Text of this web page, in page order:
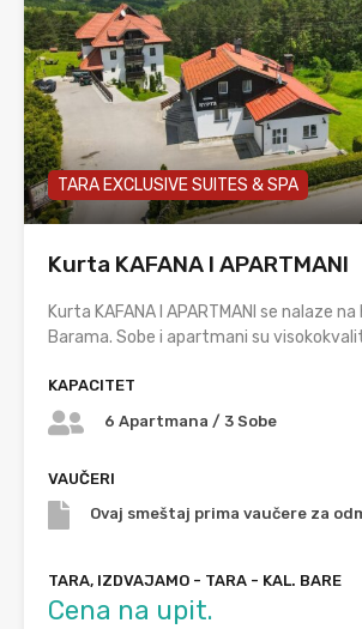
TARA EXCLUSIVE SUITES & SPA
Kurta KAFANA I APARTMANI
Kurta KAFANA I APARTMANI se nalaze
Barama. Sobe i apartmani su
KAPACITET
6 Apartmana / 3 Sobe
VAUČERI
Ovaj smeštaj prima vaučere za
TARA, IZDVAJAMO - TARA - KAL. BARE
Cena na upit.